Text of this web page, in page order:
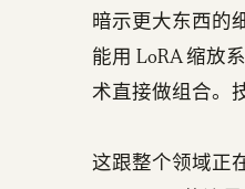
暗示更大东西的
能用 LoRA 缩放
术直接做组合。
这跟整个领域正